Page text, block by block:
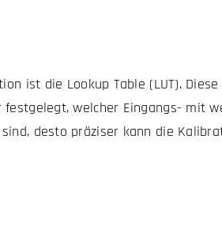
ist die Lookup Table (LUT).
welcher Eingangs- mit
desto präziser kann die